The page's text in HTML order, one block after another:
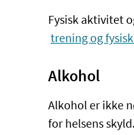
Fysisk aktivitet
trening og
Alkohol
Alkohol er ikke
for helsens